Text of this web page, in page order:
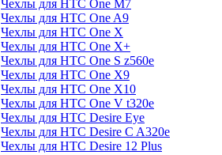
Чехлы для HTC One M7
Чехлы для HTC One A9
Чехлы для HTC One X
Чехлы для HTC One X+
Чехлы для HTC One S z560e
Чехлы для HTC One X9
Чехлы для HTC One X10
Чехлы для HTC One V t320e
Чехлы для HTC Desire Eye
Чехлы для HTC Desire C A320e
Чехлы для HTC Desire 12 Plus